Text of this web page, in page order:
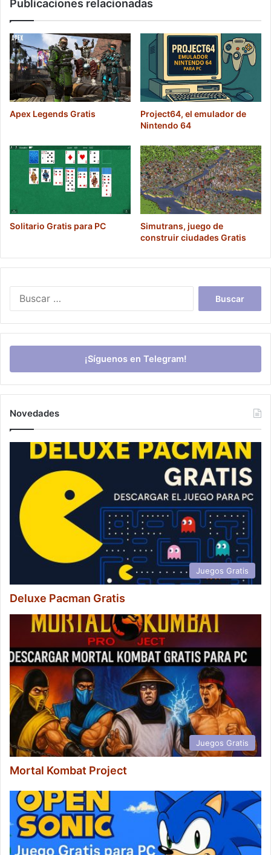
Publicaciones relacionadas
Apex Legends Gratis
Project64, el emulador de
Nintendo 64
Solitario Gratis para PC
Simutrans, juego de
construir ciudades Gratis
¡Síguenos en Telegram!
Novedades
Juegos Gratis
Deluxe Pacman Gratis
Juegos Gratis
Mortal Kombat Project